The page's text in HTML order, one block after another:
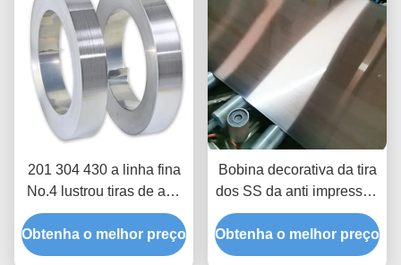
201 304 430 a linha fina
No.4 lustrou tiras de aço
inoxidável 50mm 0.25mm
densamente
Obtenha o melhor preço
Bobina decorativa da tira
dos SS da anti impressão
digital para a mobília
0.3mm antiferrugem
grossos
Obtenha o melhor preço